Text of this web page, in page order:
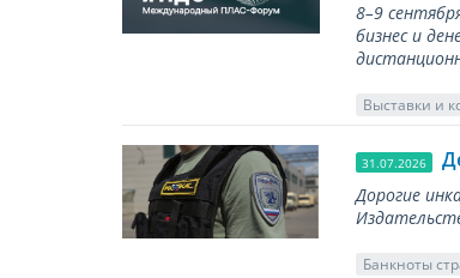
8–9
бизнес и
Выставки и
31.07.2026
Дорогие
Банкноты